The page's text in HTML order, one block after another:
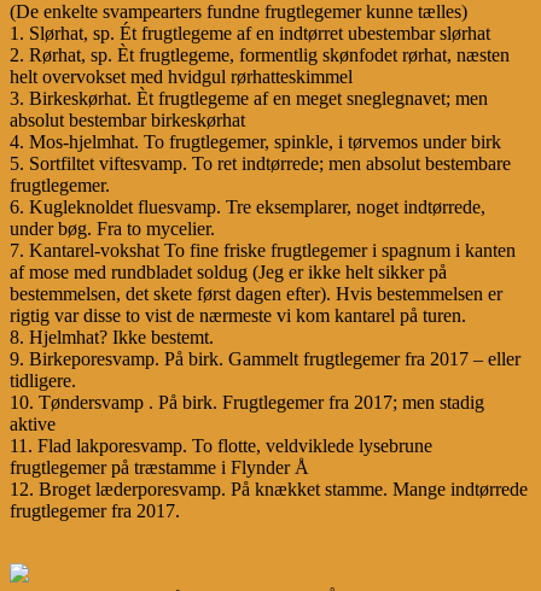
(De enkelte svampearters fundne frugtlegemer kunne tælles)
1. Slørhat, sp. Ét frugtlegeme af en indtørret ubestembar slørhat
2. Rørhat, sp. Èt frugtlegeme, formentlig skønfodet rørhat, næsten
helt overvokset med hvidgul rørhatteskimmel
3. Birkeskørhat. Èt frugtlegeme af en meget sneglegnavet; men
absolut bestembar birkeskørhat
4. Mos-hjelmhat. To frugtlegemer, spinkle, i tørvemos under birk
5. Sortfiltet viftesvamp. To ret indtørrede; men absolut bestembare
frugtlegemer.
6. Kugleknoldet fluesvamp. Tre eksemplarer, noget indtørrede,
under bøg. Fra to mycelier.
7. Kantarel-vokshat To fine friske frugtlegemer i spagnum i kanten
af mose med rundbladet soldug (Jeg er ikke helt sikker på
bestemmelsen, det skete først dagen efter). Hvis bestemmelsen er
rigtig var disse to vist de nærmeste vi kom kantarel på turen.
8. Hjelmhat? Ikke bestemt.
9. Birkeporesvamp. På birk. Gammelt frugtlegemer fra 2017 – eller
tidligere.
10. Tøndersvamp . På birk. Frugtlegemer fra 2017; men stadig
aktive
11. Flad lakporesvamp. To flotte, veldviklede lysebrune
frugtlegemer på træstamme i Flynder Å
12. Broget læderporesvamp. På knækket stamme. Mange indtørrede
frugtlegemer fra 2017.